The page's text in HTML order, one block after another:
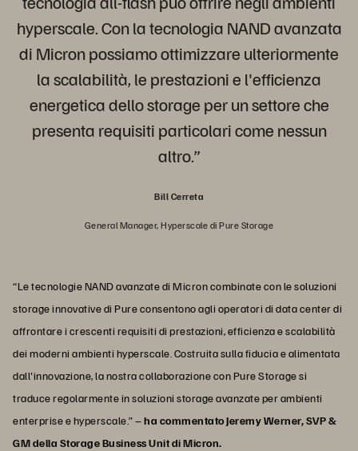
hyperscale. Con la tecnologia NAND avanzata
di Micron possiamo ottimizzare ulteriormente
la scalabilità, le prestazioni e l'efficienza
energetica dello storage per un settore che
presenta requisiti particolari come nessun
altro.”
Bill Cerreta
General Manager, Hyperscale di Pure Storage
“Le tecnologie NAND avanzate di Micron combinate con le soluzioni
storage innovative di Pure consentono agli operatori di data center di
affrontare i crescenti requisiti di prestazioni, efficienza e scalabilità
dei moderni ambienti hyperscale. Costruita sulla fiducia e alimentata
dall'innovazione, la nostra collaborazione con Pure Storage si
traduce regolarmente in soluzioni storage avanzate per ambienti
enterprise e hyperscale.” –ha commentato Jeremy Werner, SVP &
GM della Storage Business Unit di Micron.